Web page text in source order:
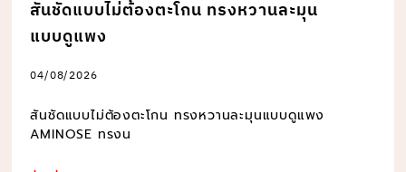
สันชัดแบบไม่ต้องตะโกน ทรงหวานละมุน
แบบดูแพง
04/08/2026
สันชัดแบบไม่ต้องตะโกน ทรงหวานละมุนแบบดูแพง
AMINOSE ทรงน